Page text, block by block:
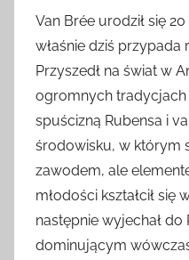
Van Brée urodził się
właśnie dziś przypada
Przyszedł na świat w
ogromnych tradycjach
spuścizną Rubensa i
środowisku, w którym
zawodem, ale
młodości kształcił się
następnie wyjechał do
dominującym